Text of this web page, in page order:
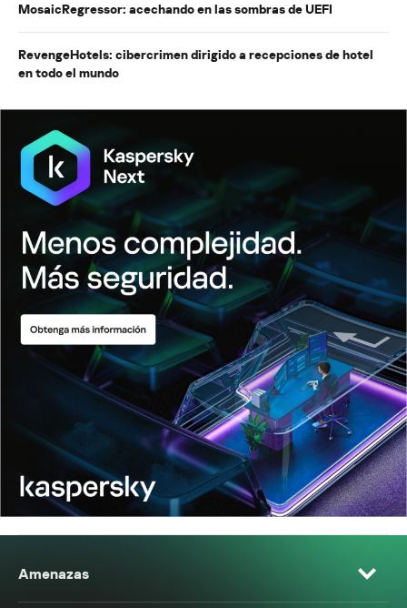
MosaicRegressor: acechando en las sombras de UEFI
RevengeHotels: cibercrimen dirigido a recepciones de hotel
en todo el mundo
Amenazas